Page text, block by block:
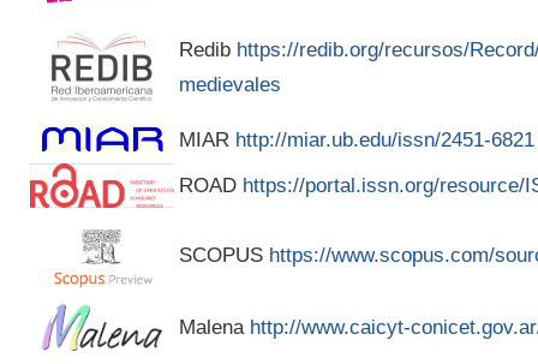
Redib https://redib.org/recursos/
medievales
MIAR http://miar.ub.edu/issn/2451-6821
ROAD https://portal.issn.org/resource/
SCOPUS https://www.scopus.com/
Malena http://www.caicyt-